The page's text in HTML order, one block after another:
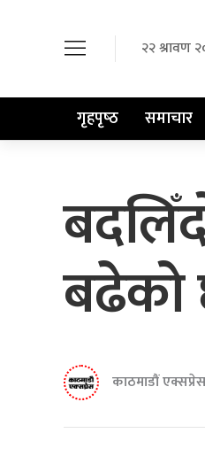
२२ श्रावण
गृहपृष्‍ठ समाचार
बढेको
काठमाडौं एक्सप्रेस